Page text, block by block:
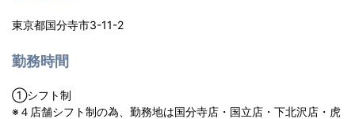
東京都国分寺市3-11-2
勤務時間
➀シフト制
※４店舗シフト制の為、勤務地は国分寺店・国立店・下北沢店・虎